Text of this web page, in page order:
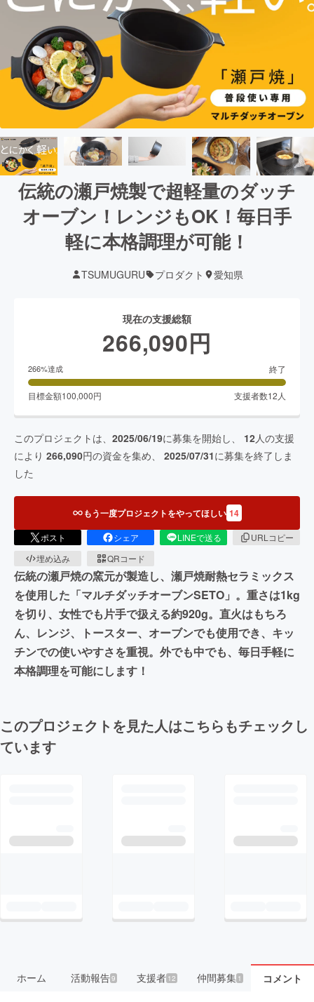
伝統の瀬戸焼製で超軽量のダッチ
オーブン！レンジもOK！毎日手
軽に本格調理が可能！
TSUMUGURU プロダクト 愛知県
現在の支援総額
266,090円
266%達成 終了
目標金額100,000円 支援者数12 人
このプロジェクトは、 2025/06/19に募集を開始し、 12人の支援
により 266,090円の資金を集め、 2025/07/31に募集を終了しま
した
もう一度プロジェクトをやってほしい 14
ポスト シェア LINEで送る
URLコピー
埋め込み
QRコード
伝統の瀬戸焼の窯元が製造し、瀬戸焼耐熱セラミックス
を使用した「マルチダッチオーブンSETO」。重さは1kg
を切り、女性でも片手で扱える約920g。直火はもちろ
ん、レンジ、トースター、オーブンでも使用でき、キッ
チンでの使いやすさを重視。外でも中でも、毎日手軽に
本格調理を可能にします！
このプロジェクトを見た人はこちらもチェックし
ています
ホーム 活動報告9 支援者 12 仲間募集 1 コメント